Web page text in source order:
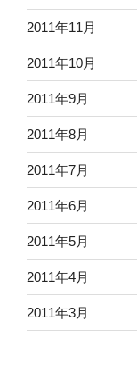
2011年11月
2011年10月
2011年9月
2011年8月
2011年7月
2011年6月
2011年5月
2011年4月
2011年3月